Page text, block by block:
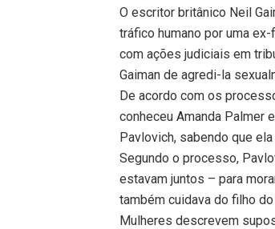
O escritor britânico Neil
tráfico humano por uma
com ações judiciais em
Gaiman de agredi-la
De acordo com os
conheceu Amanda Palmer
Pavlovich, sabendo que
Segundo o processo,
estavam juntos – para
também cuidava do filho
Mulheres descrevem